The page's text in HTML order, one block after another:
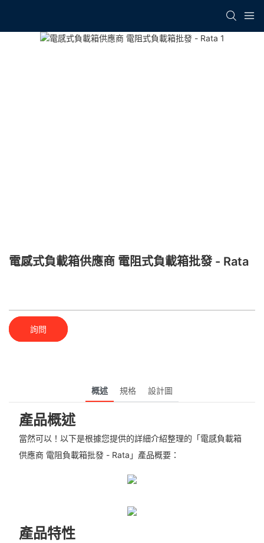
電感式負載箱供應商 電阻式負載箱批發 - Rata
詢問
概述 規格 設計圖
產品概述
當然可以！以下是根據您提供的詳細介紹整理的「電感負載箱
供應商 電阻負載箱批發 - Rata」產品概要：
產品特性